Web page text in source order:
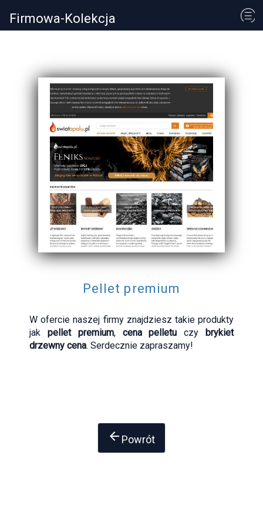
Firmowa-Kolekcja
Pellet premium
W ofercie naszej firmy znajdziesz takie produkty
jak pellet premium, cena pelletu czybrykiet
drzewny cena. Serdecznie zapraszamy!
arrow_back Powrót